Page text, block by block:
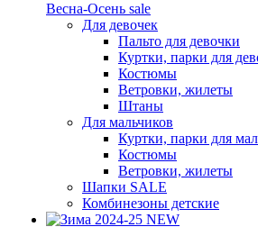
Весна-Осень sale
Для девочек
Пальто для девочки
Куртки, парки для
Костюмы
Ветровки, жилеты
Штаны
Для мальчиков
Куртки, парки для
Костюмы
Ветровки, жилеты
Шапки SALE
Комбинезоны детские